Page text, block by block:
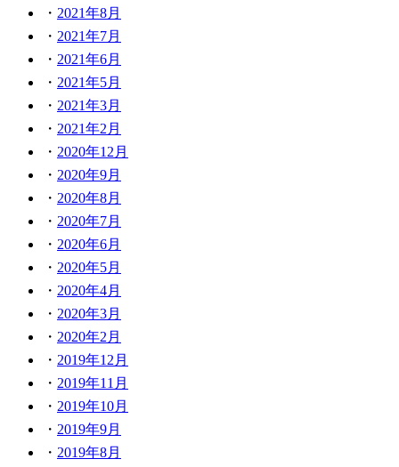
2021年8月
2021年7月
2021年6月
2021年5月
2021年3月
2021年2月
2020年12月
2020年9月
2020年8月
2020年7月
2020年6月
2020年5月
2020年4月
2020年3月
2020年2月
2019年12月
2019年11月
2019年10月
2019年9月
2019年8月